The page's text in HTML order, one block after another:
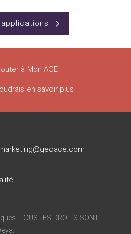
à Mon ACE
en savoir plus
TOUS LES DROITS SONT